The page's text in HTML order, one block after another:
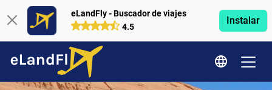
eLandFly - Buscador de viajes
4.5
Instalar